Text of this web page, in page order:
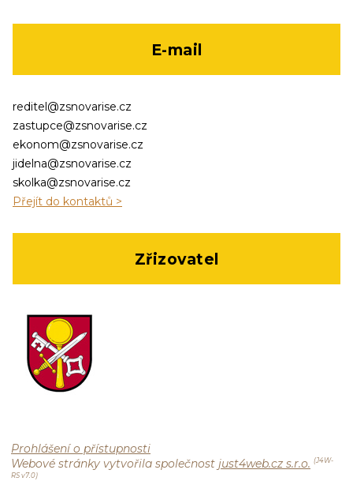
E-mail
reditel@zsnovarise.cz
zastupce@zsnovarise.cz
ekonom@zsnovarise.cz
jidelna@zsnovarise.cz
skolka@zsnovarise.cz
Přejít do kontaktů >
Zřizovatel
Prohlášení o přístupnosti
Webové stránky vytvořila společnost just4web.cz s.r.o. (J4W-
RS v7.0)